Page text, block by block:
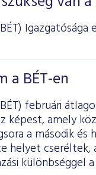
a BÉT-en
februári
képest, amely
a második
helyet
különbséggel